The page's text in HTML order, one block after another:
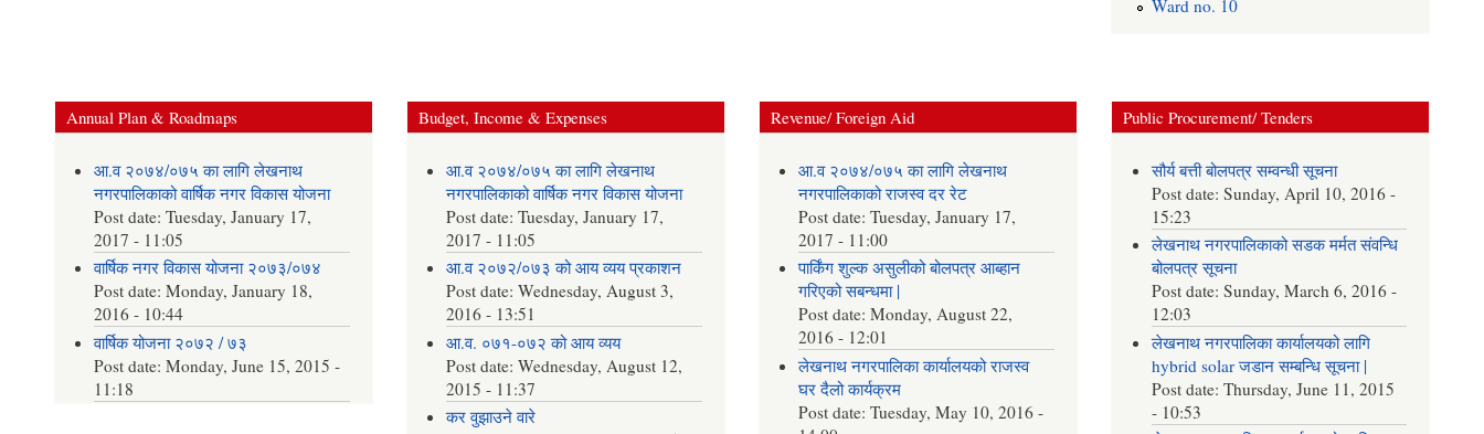
Ward no. 10
Annual Plan & Roadmaps
आ.व २०७४/०७५ का लागि लेखनाथ
नगरपालिकाको वार्षिक नगर विकास योजना
Post date: Tuesday, January 17,
2017 - 11:05
वार्षिक नगर विकास योजना २०७३/०७४
Post date: Monday, January 18,
2016 - 10:44
वार्षिक योजना २०७२ / ७३
Post date: Monday, June 15, 2015 -
11:18
Budget, Income & Expenses
आ.व २०७४/०७५ का लागि लेखनाथ
नगरपालिकाको वार्षिक नगर विकास योजना
Post date:Tuesday, January 17,
2017 - 11:05
आ.व २०७२/०७३ को आय व्यय प्रकाशन
Post date:Wednesday, August 3,
2016 - 13:51
आ.व. ०७१-०७२ को आय व्यय
Post date:Wednesday, August 12,
2015 - 11:37
कर वुझाउने वारे
Revenue/ Foreign Aid
आ.व २०७४/०७५ का लागि लेखनाथ
नगरपालिकाको राजस्व दर रेट
Post date:Tuesday, January 17,
2017 - 11:00
पार्किंग शुल्क असुलीको बोलपत्र आब्हान
गरिएको सबन्धमा |
Post date:Monday, August 22,
2016 - 12:01
लेखनाथ नगरपालिका कार्यालयको राजस्व
घर दैलो कार्यक्रम
Post date:Tuesday, May 10, 2016 -
Public Procurement/ Tenders
सौर्य बत्ती बोलपत्र सम्वन्धी सूचना
Post date: Sunday, April 10, 2016 -
15:23
लेखनाथ नगरपालिकाको सडक मर्मत संवन्धि
बोलपत्र सूचना
Post date: Sunday, March 6, 2016 -
12:03
लेखनाथ नगरपालिका कार्यालयको लागि
hybrid solar जडान सम्बन्धि सूचना |
Post date: Thursday, June 11, 2015
- 10:53